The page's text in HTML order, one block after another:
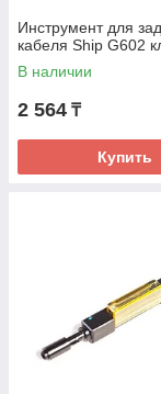
Инструмент для
кабеля Ship G602
В наличии
2 564 ₸
Купить